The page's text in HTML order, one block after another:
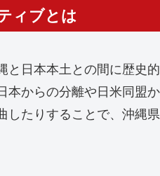
ィブとは
日本本土との間に歴史
本からの分離や日米同盟
したりすることで、沖縄